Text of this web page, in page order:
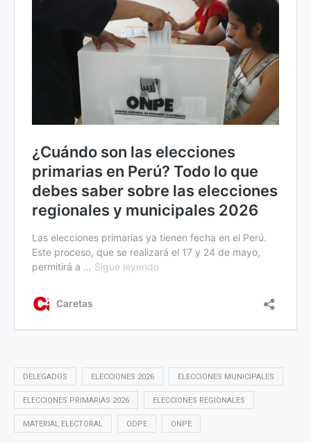
DELEGADOS ELECCIONES 2026 ELECCIONES MUNICIPALES
ELECCIONES PRIMARIAS 2026 ELECCIONES REGIONALES
MATERIAL ELECTORAL ODPE ONPE